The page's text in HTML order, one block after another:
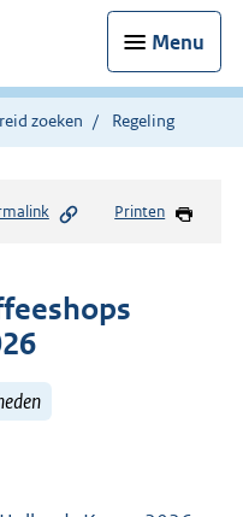
Menu
zoeken Regeling
Printen